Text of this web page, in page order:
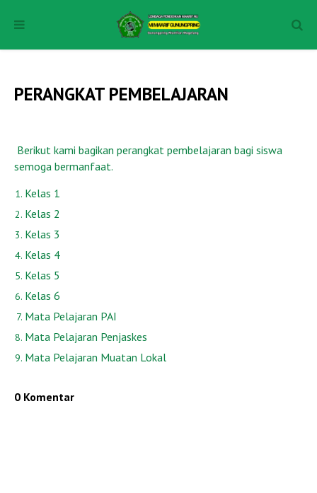
PERANGKAT PEMBELAJARAN
Berikut kami bagikan perangkat pembelajaran bagi siswa
semoga bermanfaat.
Kelas 1
Kelas 2
Kelas 3
Kelas 4
Kelas 5
Kelas 6
Mata Pelajaran PAI
Mata Pelajaran Penjaskes
Mata Pelajaran Muatan Lokal
0 Komentar